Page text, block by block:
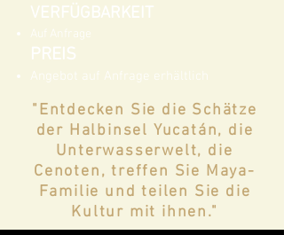
VERFÜGBARKEIT
Auf Anfrage
PREIS
Angebot auf Anfrage erhältlich
"Entdecken Sie die Schätze
der Halbinsel Yucatán, die
Unterwasserwelt, die
Cenoten, treffen Sie Maya-
Familie und teilen Sie die
Kultur mit ihnen."